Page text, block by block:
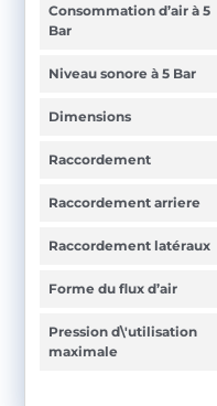
Consommation d’air à 5
Bar
Niveau sonore à 5 Bar
Dimensions
Raccordement
Raccordement arriere
Raccordement latéraux
Forme du flux d’air
Pression d\'utilisation
maximale